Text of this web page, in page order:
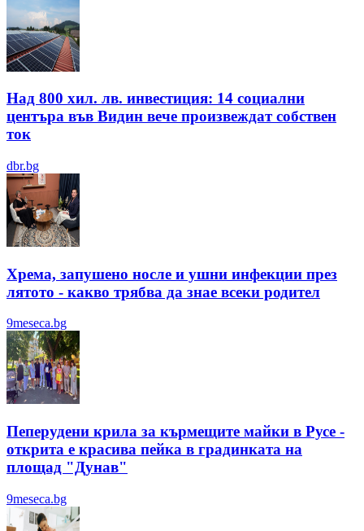
Над 800 хил. лв. инвестиция: 14 социални
центъра във Видин вече произвеждат собствен
ток
dbr.bg
Хрема, запушено носле и ушни инфекции през
лятотo - какво трябва да знае всеки родител
9meseca.bg
Пеперудени крила за кърмещите майки в Русе -
открита е красива пейка в градинката на
площад "Дунав"
9meseca.bg